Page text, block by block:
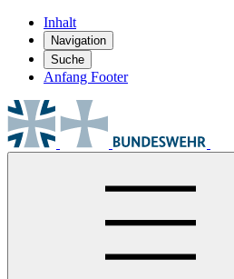
Inhalt
Navigation
Suche
Anfang Footer